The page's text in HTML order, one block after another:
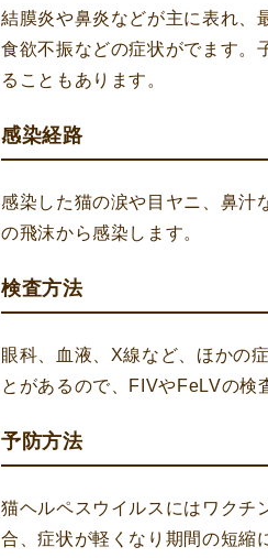
結膜炎や鼻炎などが主に表れ、
食欲不振などの症状がでます。
ることもあります。
感染経路
感染した猫の涙や目ヤニ、鼻汁
の飛沫から感染します。
検査方法
眼科、血液、X線など、ほかの
とがあるので、FIVやFeLVの検
予防方法
猫ヘルペスウイルスにはワクチ
合、症状が軽くなり期間の短縮